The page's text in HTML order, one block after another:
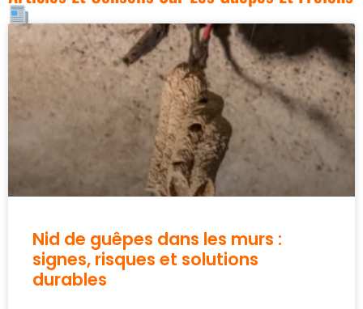
Nid de guêpes dans les murs :
signes, risques et solutions
durables